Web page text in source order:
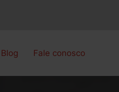
Blog Fale conosco